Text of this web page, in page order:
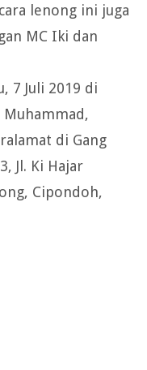
lenong ini juga
MC Iki dan
7 Juli 2019 di
Muhammad,
di Gang
Jl. Ki Hajar
Cipondoh,